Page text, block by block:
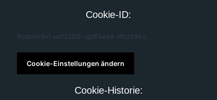
Cookie-ID:
9odmm5n1-uof528i5-rgz65ea4-xfcz596o
Cookie-Einstellungen ändern
Cookie-Historie: